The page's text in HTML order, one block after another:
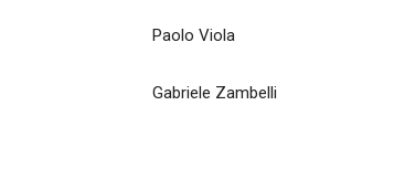
Paolo Viola
Gabriele Zambelli